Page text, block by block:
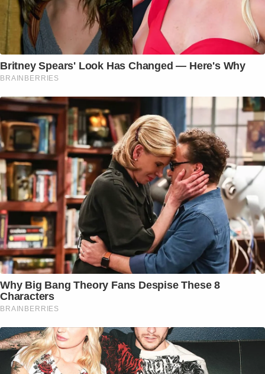
Britney Spears' Look Has Changed — Here's Why
BRAINBERRIES
Why Big Bang Theory Fans Despise These 8
Characters
BRAINBERRIES